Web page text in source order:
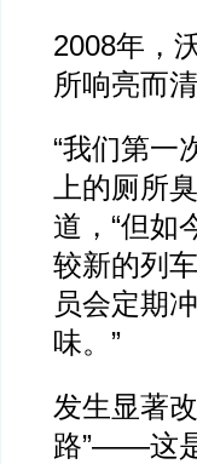
2008年，
所响亮而
“我们第一
上的厕所
道，“但如
较新的列
员会定期
味。”
发生显著
路”——这